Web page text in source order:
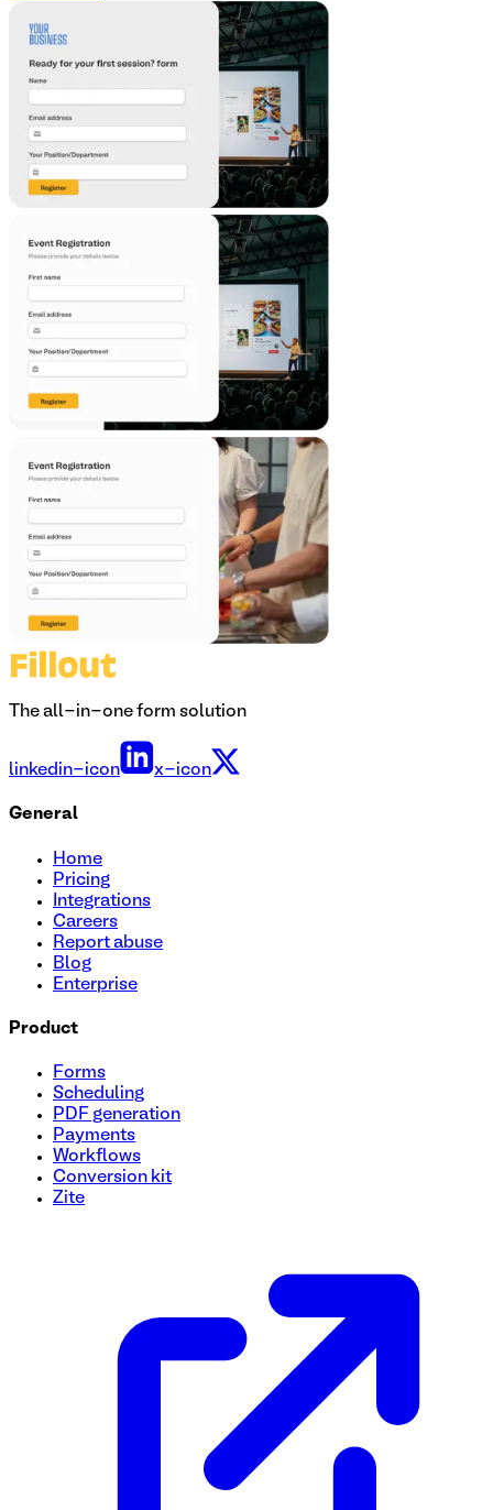
The all-in-one form solution
linkedin-icon x-icon
General
Home
Pricing
Integrations
Careers
Report abuse
Blog
Enterprise
Product
Forms
Scheduling
PDF generation
Payments
Workflows
Conversion kit
Zite